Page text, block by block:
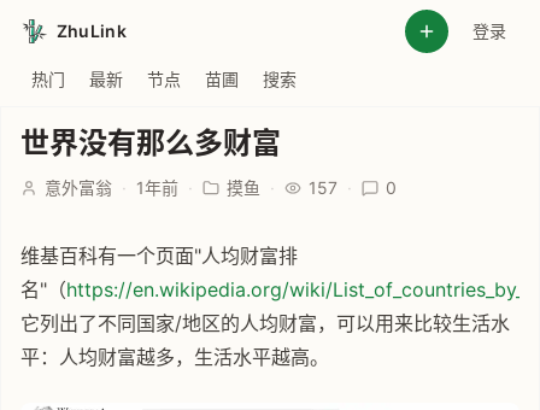
ZhuLink 登录
热门 最新 节点 苗圃 搜索
世界没有那么多财富
意外富翁 · 1年前 · 摸鱼 · 157 · 0
维基百科有一个页面"人均财富排
名"（https://en.wikipedia.org/wiki/
它列出了不同国家/地区的人均财富，可以用来比较生活水
平：人均财富越多，生活水平越高。